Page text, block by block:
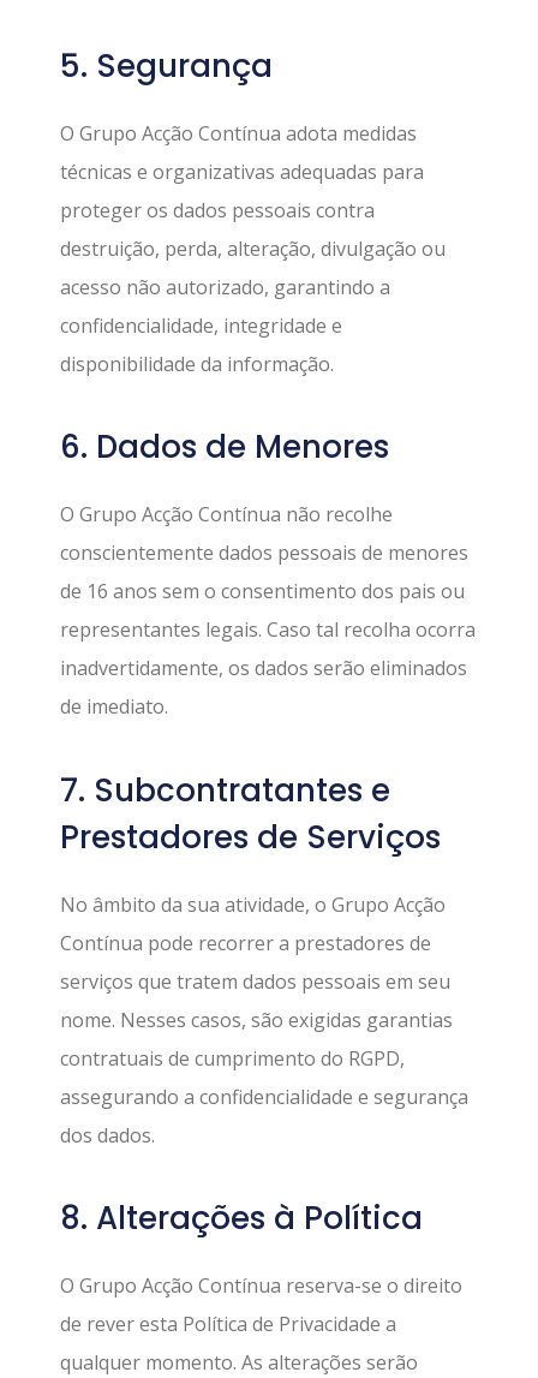
5. Segurança
O Grupo Acção Contínua adota medidas
técnicas e organizativas adequadas para
proteger os dados pessoais contra
destruição, perda, alteração, divulgação ou
acesso não autorizado, garantindo a
confidencialidade, integridade e
disponibilidade da informação.
6. Dados de Menores
O Grupo Acção Contínua não recolhe
conscientemente dados pessoais de menores
de 16 anos sem o consentimento dos pais ou
representantes legais. Caso tal recolha ocorra
inadvertidamente, os dados serão eliminados
de imediato.
7. Subcontratantes e
Prestadores de Serviços
No âmbito da sua atividade, o Grupo Acção
Contínua pode recorrer a prestadores de
serviços que tratem dados pessoais em seu
nome. Nesses casos, são exigidas garantias
contratuais de cumprimento do RGPD,
assegurando a confidencialidade e segurança
dos dados.
8. Alterações à Política
O Grupo Acção Contínua reserva-se o direito
de rever esta Política de Privacidade a
qualquer momento. As alterações serão